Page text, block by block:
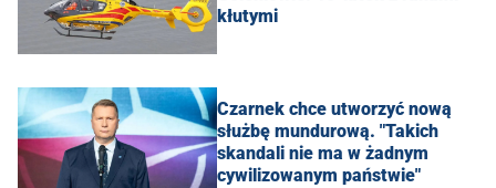
kłutymi
Czarnek chce utworzyć nową
służbę mundurową. "Takich
skandali nie ma w żadnym
cywilizowanym państwie"